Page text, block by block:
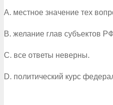
A. местное значение тех
B. желание глав субъектов
C. все ответы неверны.
D. политический курс